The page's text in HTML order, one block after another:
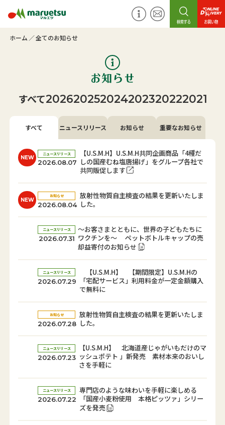
ホーム 全てのお知らせ
すべて202620252024202320222021
すべて ニュースリリース お知らせ 重要なお知らせ
NEW
ニュースリリース
2026.08.07
【U.S.M.H】U.S.M.H共同企画商品「4種だ
しの国産むね塩唐揚げ」をグループ各社で
共同販促します
NEW
お知らせ
2026.08.04
放射性物質自主検査の結果を更新いたしま
した。
ニュースリリース
2026.07.31
～お客さまとともに、世界の子どもたちに
ワクチンを～ ペットボトルキャップの売
却益寄付のお知らせ
ニュースリリース
2026.07.29
【U.S.M.H】 【期間限定】U.S.M.Hの
「宅配サービス」利用料金が一定金額購入
で無料に
お知らせ
2026.07.28
放射性物質自主検査の結果を更新いたしま
した。
ニュースリリース
2026.07.23
【U.S.M.H】 北海道産じゃがいもだけのマ
ッシュポテト 」新発売 素材本来のおいし
さを手軽に
ニュースリリース
2026.07.22
専門店のような味わいを手軽に楽しめる
「国産小麦粉使用 本格ピッツァ」シリー
ズを発売